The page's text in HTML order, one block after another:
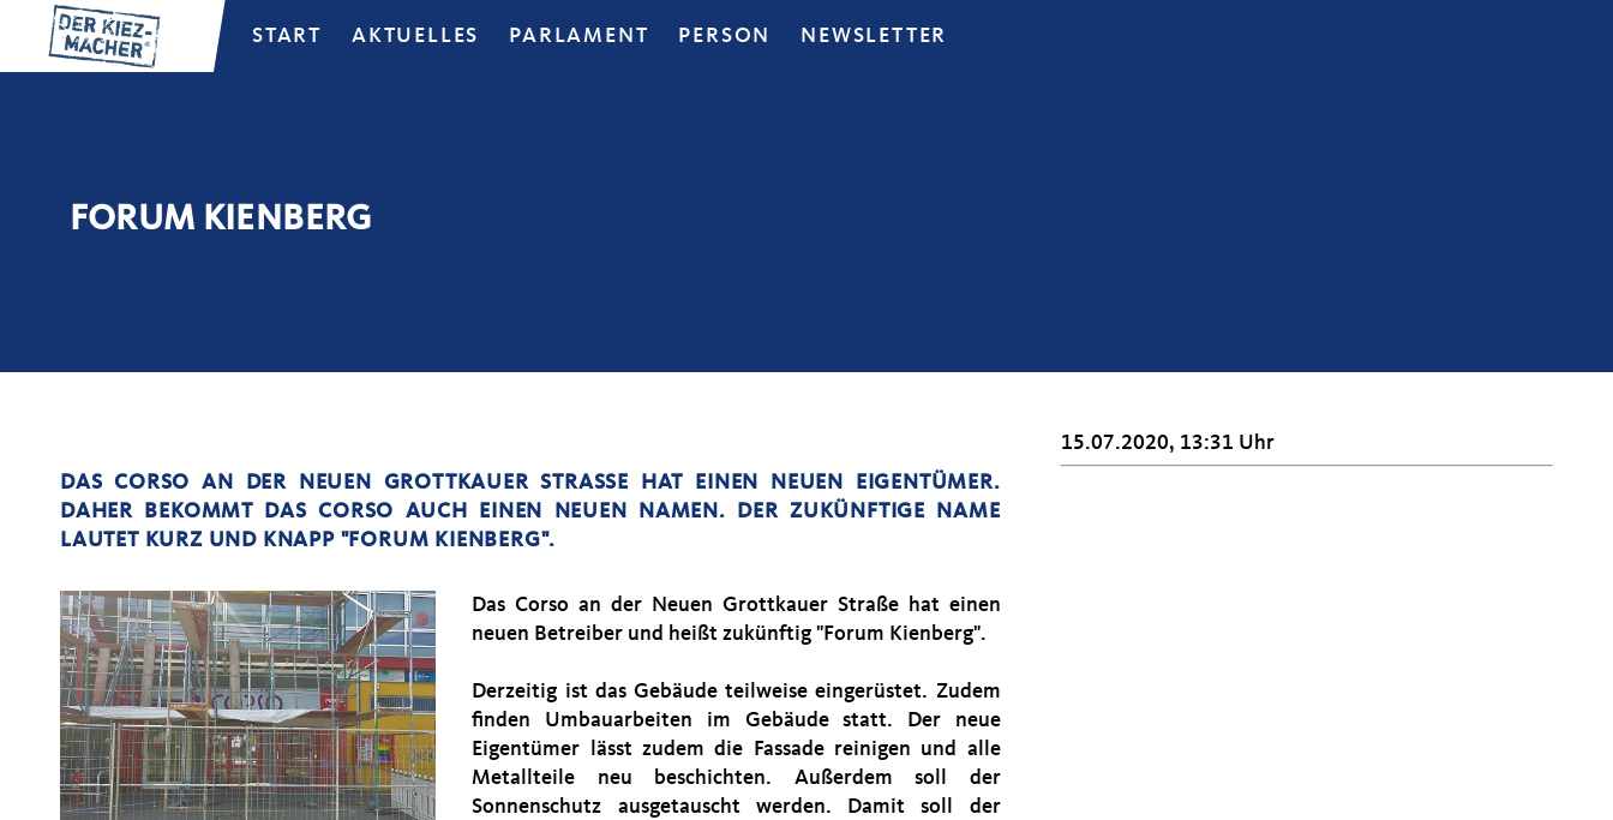
START AKTUELLES PARLAMENT PERSON NEWSLETTER
FORUM KIENBERG
DAS CORSO AN DER NEUEN GROTTKAUER STRASSE HAT EINEN NEUEN EIGENTÜMER. D
AHER BEKOMMT DAS CORSO AUCH EINEN NEUEN NAMEN. DER ZUKÜNFTIGE NAME L
AUTET KURZ UND KNAPP "FORUM KIENBERG".
Das Corso an der Neuen Grottkauer Straße hat einen
neuen Betreiber und heißt zukünftig "Forum Kienberg".
Derzeitig ist das Gebäude teilweise eingerüstet. Zudem
finden Umbauarbeiten im Gebäude statt. Der neue
Eigentümer lässt zudem die Fassade reinigen und alle
Metallteile neu beschichten. Außerdem soll der
Sonnenschutz ausgetauscht werden. Damit soll der
15.07.2020, 13:31 Uhr